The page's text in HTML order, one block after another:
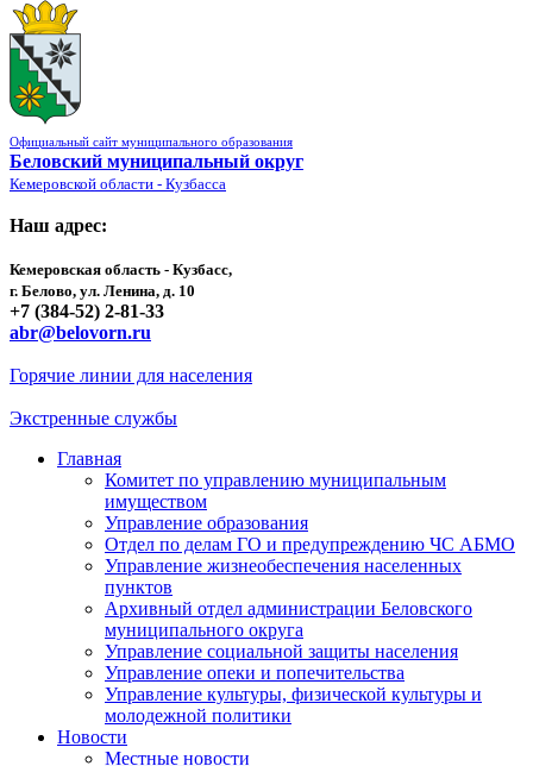
Официальный сайт муниципального образования
Беловский муниципальный округ
Кемеровской области - Кузбасса
Наш адрес:
Кемеровская область - Кузбасс,
г. Белово, ул. Ленина, д. 10
+7 (384-52) 2-81-33
abr@belovorn.ru
Горячие линии для населения
Экстренные службы
Главная
Комитет по управлению муниципальным
имуществом
Управление образования
Отдел по делам ГО и предупреждению ЧС АБМО
Управление жизнеобеспечения населенных
пунктов
Архивный отдел администрации Беловского
муниципального округа
Управление социальной защиты населения
Управление опеки и попечительства
Управление культуры, физической культуры и
молодежной политики
Новости
Местные новости